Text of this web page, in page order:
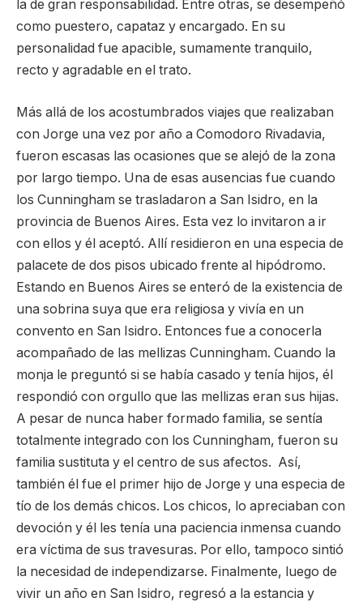
la de gran responsabilidad. Entre otras, se desempeñó
como puestero, capataz y encargado. En su
personalidad fue apacible, sumamente tranquilo,
recto y agradable en el trato.
Más allá de los acostumbrados viajes que realizaban
con Jorge una vez por año a Comodoro Rivadavia,
fueron escasas las ocasiones que se alejó de la zona
por largo tiempo. Una de esas ausencias fue cuando
los Cunningham se trasladaron a San Isidro, en la
provincia de Buenos Aires. Esta vez lo invitaron a ir
con ellos y él aceptó. Allí residieron en una especia de
palacete de dos pisos ubicado frente al hipódromo.
Estando en Buenos Aires se enteró de la existencia de
una sobrina suya que era religiosa y vivía en un
convento en San Isidro. Entonces fue a conocerla
acompañado de las mellizas Cunningham. Cuando la
monja le preguntó si se había casado y tenía hijos, él
respondió con orgullo que las mellizas eran sus hijas.
A pesar de nunca haber formado familia, se sentía
totalmente integrado con los Cunningham, fueron su
familia sustituta y el centro de sus afectos. Así,
también él fue el primer hijo de Jorge y una especia de
tío de los demás chicos. Los chicos, lo apreciaban con
devoción y él les tenía una paciencia inmensa cuando
era víctima de sus travesuras. Por ello, tampoco sintió
la necesidad de independizarse. Finalmente, luego de
vivir un año en San Isidro, regresó a la estancia y